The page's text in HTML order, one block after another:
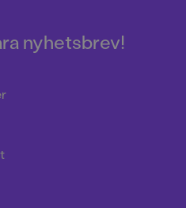
nyhetsbrev!